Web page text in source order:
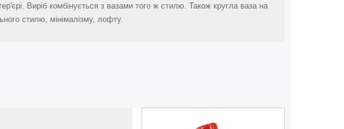
Виріб комбінується з вазами того ж стилю. Також кругла ваза на
стилю, мінімалізму, лофту.